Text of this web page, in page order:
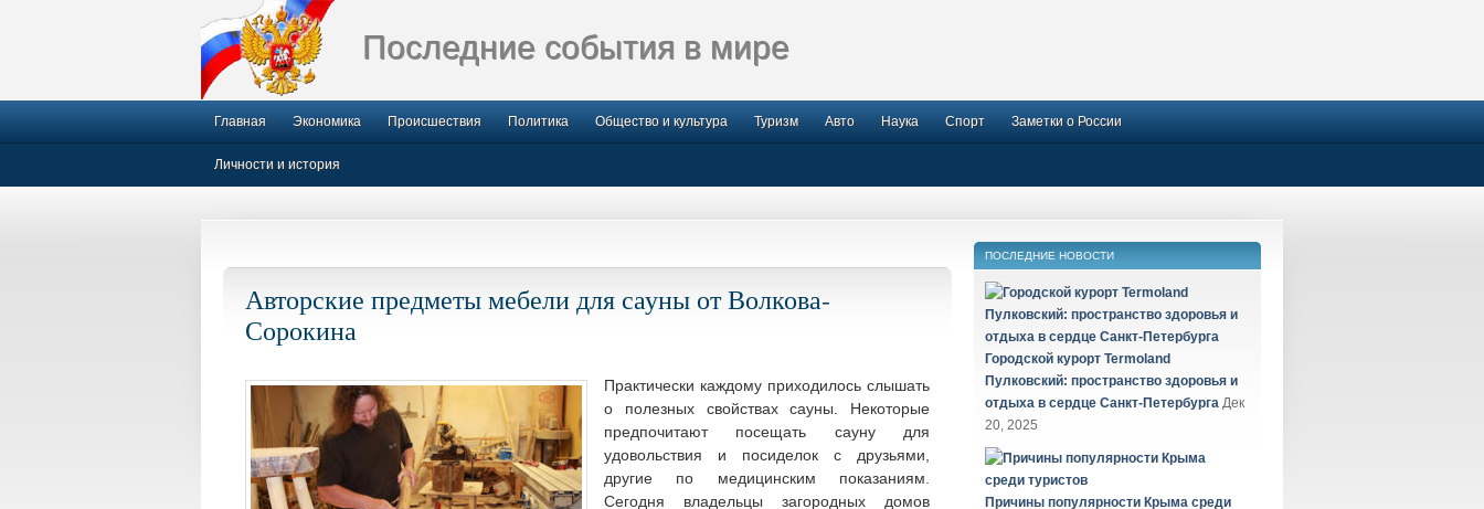
Последние события в мире
Главная Экономика Происшествия Политика Общество и культура Туризм Авто Наука Спорт Заметки о России
Личности и история
Авторские предметы мебели для сауны от Волкова-
Сорокина
Практически каждому приходилось слышать
о полезных свойствах сауны. Некоторые
предпочитают посещать сауну для
удовольствия и посиделок с друзьями,
другие по медицинским показаниям.
Сегодня владельцы загородных домов
ПОСЛЕДНИЕ НОВОСТИ
Городской курорт Termoland
Пулковский: пространство здоровья и
отдыха в сердце Санкт-Петербурга Дек
20, 2025
Причины популярности Крыма среди